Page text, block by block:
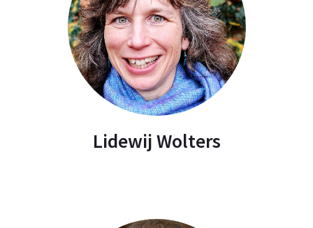
Lidewij Wolters